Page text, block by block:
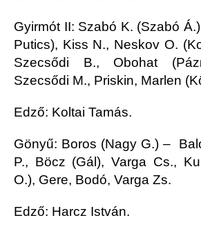
Gyirmót II: Szabó K. (Szabó
Putics), Kiss N., Neskov O.
Szecsődi B., Obohat
Szecsődi M., Priskin, Marlen
Edző: Koltai Tamás.
Gönyű: Boros (Nagy G.) –
P., Böcz (Gál), Varga Cs.,
O.), Gere, Bodó, Varga Zs.
Edző: Harcz István.